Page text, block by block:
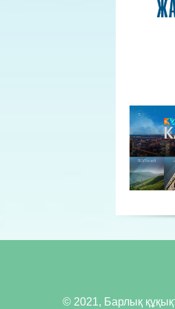
© 2021, Барлық